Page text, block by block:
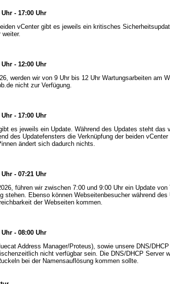
Uhr - 17:00 Uhr
vCenter gibt es jeweils ein kritisches
weiter.
Uhr - 12:00 Uhr
werden wir von 9 Uhr bis 12 Uhr Wartungsarbeiten am
nicht zur Verfügung.
Uhr - 17:00 Uhr
es jeweils ein Update. Während des Updates steht
des Updatefensters die Verknüpfung der beiden
ändert sich dadurch nichts.
Uhr - 07:21 Uhr
führen wir zwischen 7:00 und 9:00 Uhr ein Update
stehen. Ebenso können Webseitenbesucher während
der Webseiten kommen.
Uhr - 08:00 Uhr
Address Manager/Proteus), sowie unsere DNS/
nicht verfügbar sein. Die DNS/DHCP Server
bei der Namensauflösung kommen sollte.